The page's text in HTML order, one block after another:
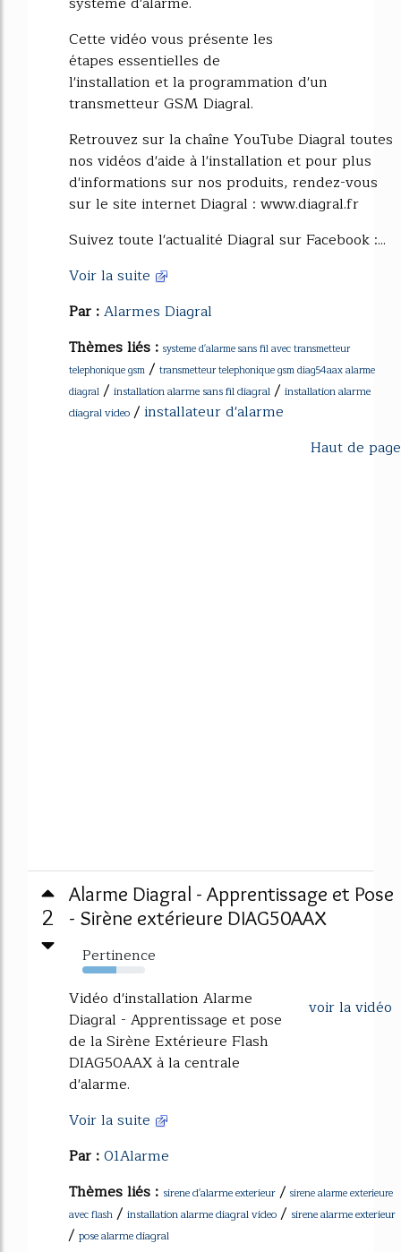
Cette vidéo vous présente les
étapes essentielles de
l'installation et la programmation d'un
transmetteur GSM Diagral.
Retrouvez sur la chaîne YouTube Diagral toutes
nos vidéos d'aide à l'installation et pour plus
d'informations sur nos produits, rendez-vous
sur le site internet Diagral : www.diagral.fr
Suivez toute l'actualité Diagral sur Facebook :...
Voir la suite
Par :Alarmes Diagral
Thèmes liés : systeme d'alarme sans fil avec transmetteur
telephonique gsm / transmetteur telephonique gsm diag54aax alarme
diagral / installation alarme sans fil diagral / installation alarme
diagral video /installateur d'alarme
Haut de page
2
Alarme Diagral - Apprentissage et Pose
- Sirène extérieure DIAG50AAX
Pertinence
54%
voir la vidéo
Vidéo d'installation Alarme
Diagral - Apprentissage et pose
de la Sirène Extérieure Flash
DIAG50AAX à la centrale
d'alarme.
Voir la suite
Par :01Alarme
Thèmes liés : sirene d'alarme exterieur / sirene alarme exterieure
avec flash / installation alarme diagral video / sirene alarme exterieur
/ pose alarme diagral